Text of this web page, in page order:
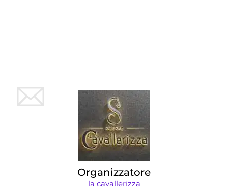
Organizzatore
la cavallerizza